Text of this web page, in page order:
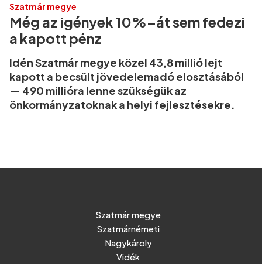
Szatmár megye
Még az igények 10%–át sem fedezi
a kapott pénz
Idén Szatmár megye közel 43,8 millió lejt
kapott a becsült jövedelemadó elosztásából
— 490 millióra lenne szükségük az
önkormányzatoknak a helyi fejlesztésekre.
Szatmár megye
Szatmárnémeti
Nagykároly
Vidék